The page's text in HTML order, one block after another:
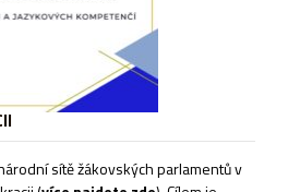
sítě žákovských parlamentů v